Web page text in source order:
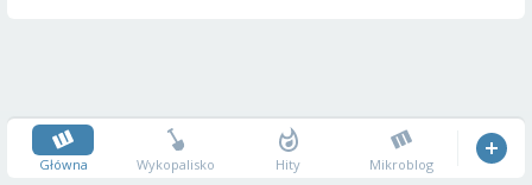
Główna Wykopalisko Hity Mikroblog